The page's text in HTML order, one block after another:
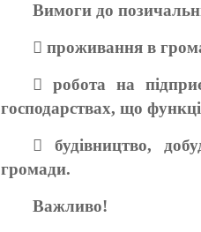
Вимоги до
 проживання в
 робота на
господарствах, що
 будівництво,
громади.
Важливо!